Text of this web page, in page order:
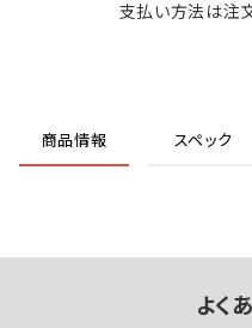
支払い方法は注
商品情報 スペック
よく